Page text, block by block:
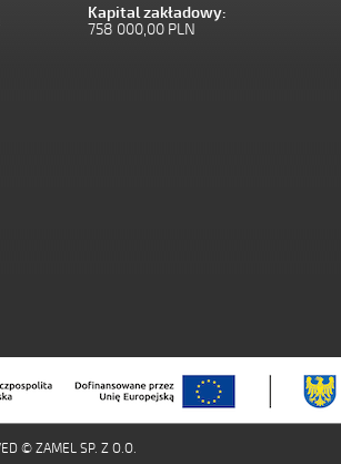
Kapital zakładowy:
758 000,00 PLN
© ZAMEL SP. Z O.O.